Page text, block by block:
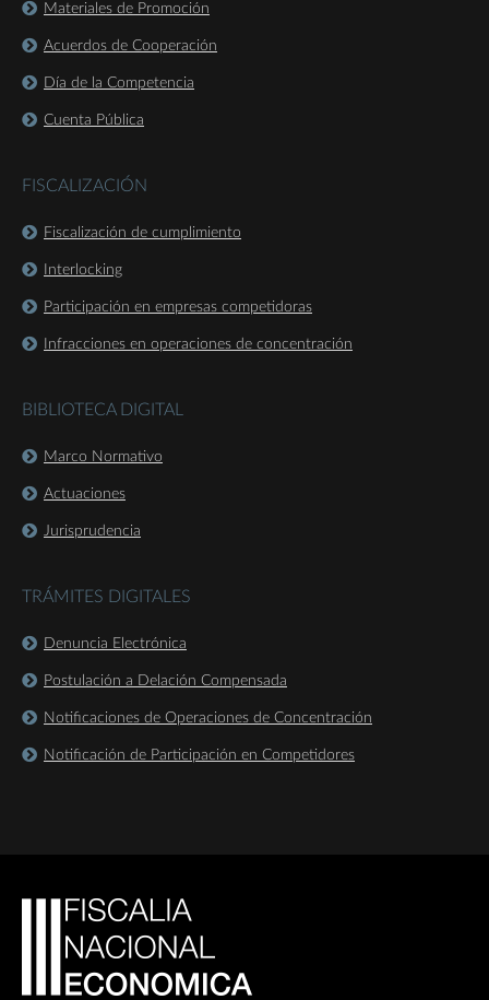
Materiales de Promoción
Acuerdos de Cooperación
Día de la Competencia
Cuenta Pública
FISCALIZACIÓN
Fiscalización de cumplimiento
Interlocking
Participación en empresas competidoras
Infracciones en operaciones de concentración
BIBLIOTECA DIGITAL
Marco Normativo
Actuaciones
Jurisprudencia
TRÁMITES DIGITALES
Denuncia Electrónica
Postulación a Delación Compensada
Notificaciones de Operaciones de Concentración
Notificación de Participación en Competidores